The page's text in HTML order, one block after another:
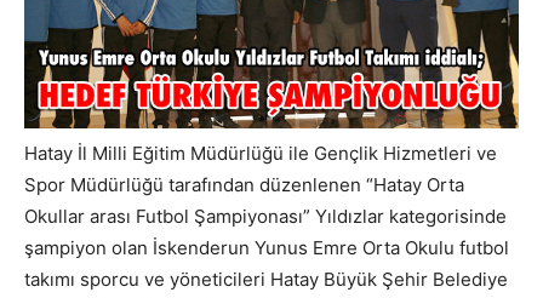
Hatay İl Milli Eğitim Müdürlüğü ile Gençlik Hizmetleri ve
Spor Müdürlüğü tarafından düzenlenen “Hatay Orta
Okullar arası Futbol Şampiyonası” Yıldızlar kategorisinde
şampiyon olan İskenderun Yunus Emre Orta Okulu futbol
takımı sporcu ve yöneticileri Hatay Büyük Şehir Belediye